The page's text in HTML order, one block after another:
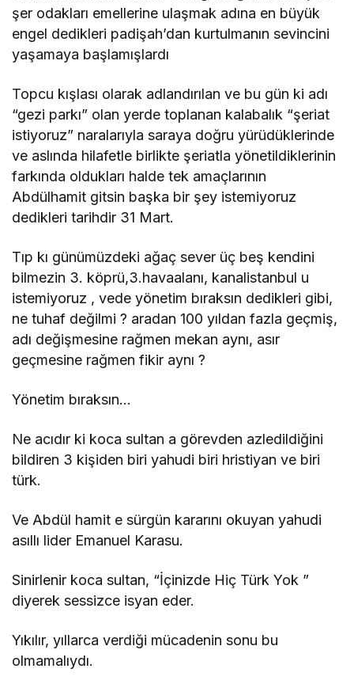
şer odakları emellerine ulaşmak adına en büyük
engel dedikleri padişah’dan kurtulmanın sevincini
yaşamaya başlamışlardı
Topcu kışlası olarak adlandırılan ve bu gün ki adı
“gezi parkı” olan yerde toplanan kalabalık “şeriat
istiyoruz” naralarıyla saraya doğru yürüdüklerinde
ve aslında hilafetle birlikte şeriatla yönetildiklerinin
farkında oldukları halde tek amaçlarının
Abdülhamit gitsin başka bir şey istemiyoruz
dedikleri tarihdir 31 Mart.
Tıp kı günümüzdeki ağaç sever üç beş kendini
bilmezin 3. köprü,3.havaalanı, kanalistanbul u
istemiyoruz , vede yönetim bıraksın dedikleri gibi,
ne tuhaf değilmi ? aradan 100 yıldan fazla geçmiş,
adı değişmesine rağmen mekan aynı, asır
geçmesine rağmen fikir aynı ?
Yönetim bıraksın…
Ne acıdır ki koca sultan a görevden azledildiğini
bildiren 3 kişiden biri yahudi biri hristiyan ve biri
türk.
Ve Abdül hamit e sürgün kararını okuyan yahudi
asıllı lider Emanuel Karasu.
Sinirlenir koca sultan, “İçinizde Hiç Türk Yok ”
diyerek sessizce isyan eder.
Yıkılır, yıllarca verdiği mücadenin sonu bu
olmamalıydı.